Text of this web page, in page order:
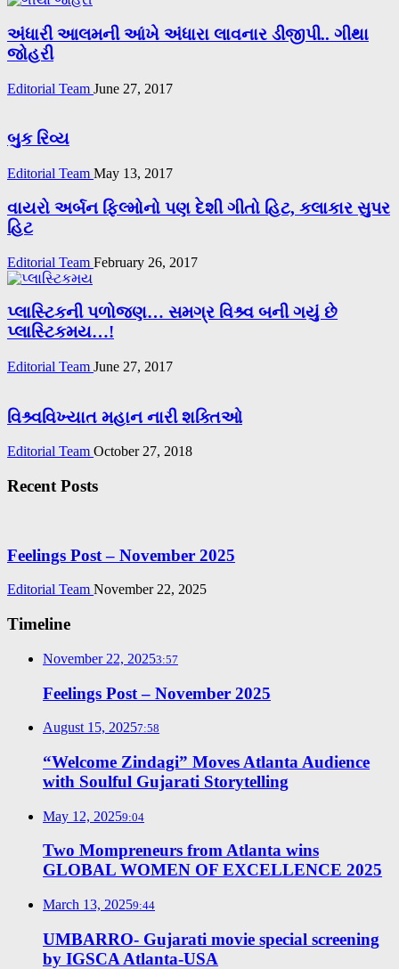
અંધારી આલમની આંખે અંધારા લાવનાર ડીજીપી.. ગીથા
જોહરી
Editorial Team June 27, 2017
બુક રિવ્ય
Editorial Team May 13, 2017
વાયરો અર્બન ફિલ્મોનો પણ દેશી ગીતો હિટ, કલાકાર સુપર
હિટ
Editorial Team February 26, 2017
પ્લાસ્ટિકની પળોજણ… સમગ્ર વિશ્ર્વ બની ગયું છે
પ્લાસ્ટિકમય…!
Editorial Team June 27, 2017
વિશ્ર્વવિખ્યાત મહાન નારી શક્તિઓ
Editorial Team October 27, 2018
Recent Posts
Feelings Post – November 2025
Editorial Team November 22, 2025
Timeline
November 22, 20253:57
Feelings Post – November 2025
August 15, 20257:58
“Welcome Zindagi” Moves Atlanta Audience
with Soulful Gujarati Storytelling
May 12, 20259:04
Two Mompreneurs from Atlanta wins
GLOBAL WOMEN OF EXCELLENCE 2025
March 13, 20259:44
UMBARRO- Gujarati movie special screening
by IGSCA Atlanta-USA